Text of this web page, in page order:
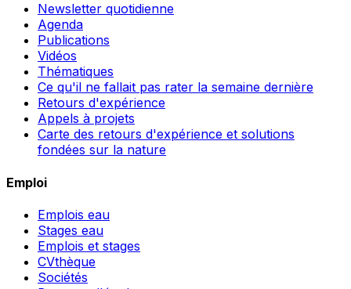
Newsletter quotidienne
Agenda
Publications
Vidéos
Thématiques
Ce qu'il ne fallait pas rater la semaine dernière
Retours d'expérience
Appels à projets
Carte des retours d'expérience et solutions
fondées sur la nature
Emploi
Emplois eau
Stages eau
Emplois et stages
CVthèque
Sociétés